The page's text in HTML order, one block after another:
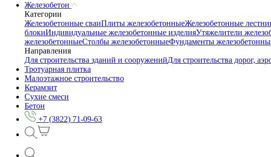
Железобетон
Категории
Железобетонные сваиПлиты железобетонныеЖелезобетонные
блокиИндивидуальные железобетонные изделияУтяжелители
железобетонныеСтолбы железобетонныеФундаменты
Направления
Для строительства зданий и сооруженийДля строительства дорог,
Тротуарная плитка
Малоэтажное строительство
Керамзит
Сухие смеси
Бетон
+7 (3822) 71-09-63